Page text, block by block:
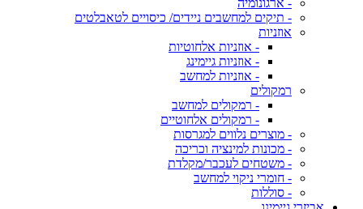
- ארגונומיה
- תיקים למחשבים ניידים/ כיסויים לטאבלטים
אוזניות
- אוזניות אלחוטיות
- אוזניות גיימינג
- אוזניות למחשב
רמקולים
- רמקולים למחשב
- רמקולים אלחוטיים
- מוצרים נלווים למגרסות
- מכונות למינציה וכריכה
- משטחים לעכבר/מקלדת
- חומרי ניקוי למחשב
- סוללות